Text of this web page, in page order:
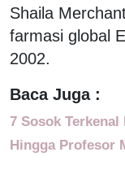
Shaila
farmasi global
2002.
Baca Juga :
7 Sosok
Hingga Profesor